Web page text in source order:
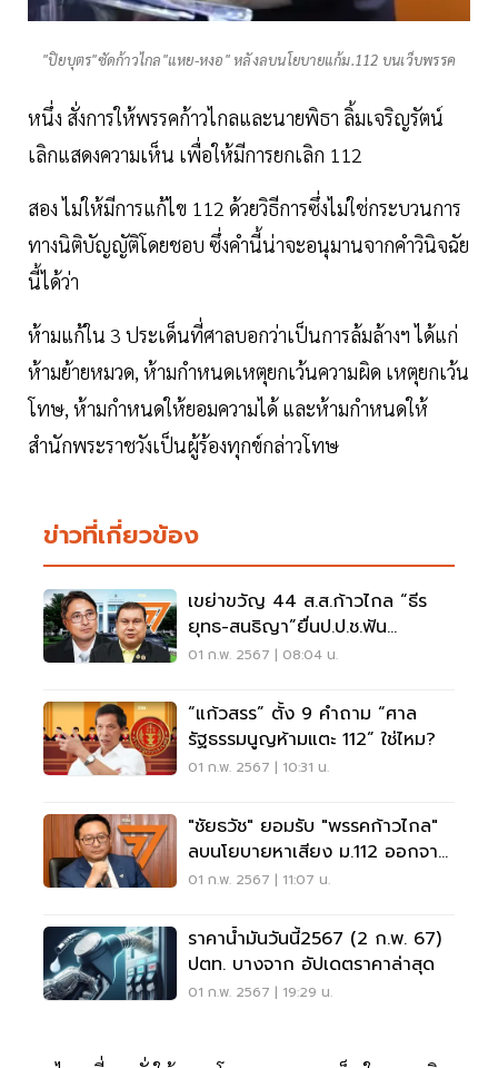
"ปิยบุตร"ซัดก้าวไกล"แหย-หงอ" หลังลบนโยบายแก้ม.112 บนเว็บพรรค
หนึ่ง สั่งการให้พรรคก้าวไกลและนายพิธา ลิ้มเจริญรัตน์
เลิกแสดงความเห็น เพื่อให้มีการยกเลิก 112
สอง ไม่ให้มีการแก้ไข 112 ด้วยวิธีการซึ่งไม่ใช่กระบวนการ
ทางนิติบัญญัติโดยชอบ ซึ่งคำนี้น่าจะอนุมานจากคำวินิจฉัย
นี้ได้ว่า
ห้ามแก้ใน 3 ประเด็นที่ศาลบอกว่าเป็นการล้มล้างฯ ได้แก่
ห้ามย้ายหมวด, ห้ามกำหนดเหตุยกเว้นความผิด เหตุยกเว้น
โทษ, ห้ามกำหนดให้ยอมความได้ และห้ามกำหนดให้
สำนักพระราชวังเป็นผู้ร้องทุกข์กล่าวโทษ
ข่าวที่เกี่ยวข้อง
เขย่าขวัญ 44 ส.ส.ก้าวไกล “ธีร
ยุทธ-สนธิญา”ยื่นป.ป.ช.ฟัน
จริยธรรมพรุ่งนี้
01 ก.พ. 2567 | 08:04 น.
“แก้วสรร” ตั้ง 9 คำถาม “ศาล
รัฐธรรมนูญห้ามแตะ 112” ใช่ไหม?
01 ก.พ. 2567 | 10:31 น.
"ชัยธวัช" ยอมรับ "พรรคก้าวไกล"
ลบนโยบายหาเสียง ม.112 ออกจาก
เว็บ
01 ก.พ. 2567 | 11:07 น.
ราคาน้ำมันวันนี้2567 (2 ก.พ. 67)
ปตท. บางจาก อัปเดตราคาล่าสุด
01 ก.พ. 2567 | 19:29 น.